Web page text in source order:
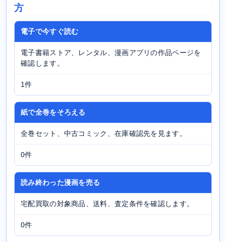
方
電子で今すぐ読む
電子書籍ストア、レンタル、漫画アプリの作品ページを
確認します。
1件
紙で全巻をそろえる
全巻セット、中古コミック、在庫確認先を見ます。
0件
読み終わった漫画を売る
宅配買取の対象商品、送料、査定条件を確認します。
0件